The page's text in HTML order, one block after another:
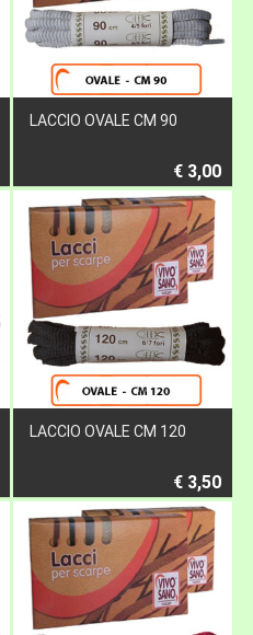
LACCIO OVALE CM 90
€ 3,00
LACCIO OVALE CM 120
€ 3,50